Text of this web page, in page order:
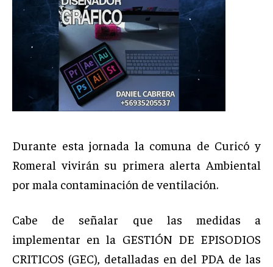
Durante esta jornada la comuna de Curicó y
Romeral vivirán su primera alerta Ambiental
por mala contaminación de ventilación.
Cabe de señalar que las medidas a
implementar en la GESTIÓN DE EPISODIOS
CRITICOS (GEC), detalladas en del PDA de las